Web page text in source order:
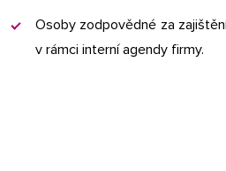
Osoby zodpovědné za
v rámci interní agendy firmy.